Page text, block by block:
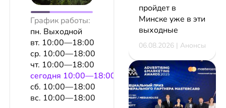
График работы:
пн. Выходной
вт. 10:00—18:00
ср. 10:00—18:00
чт. 10:00—18:00
сeгодня 10:00—18:00
сб. 10:00—18:00
вс. 10:00—18:00
пройдет в
Минске уже в эти
выходные
06.08.2026 | Анонсы